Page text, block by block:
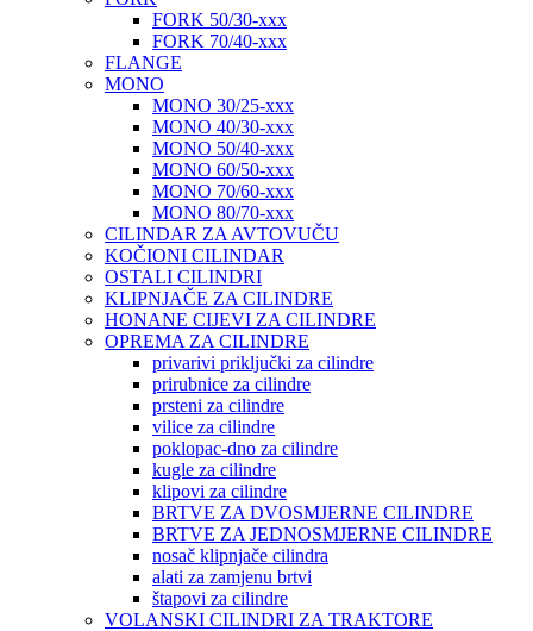
FORK 50/30-xxx
FORK 70/40-xxx
FLANGE
MONO
MONO 30/25-xxx
MONO 40/30-xxx
MONO 50/40-xxx
MONO 60/50-xxx
MONO 70/60-xxx
MONO 80/70-xxx
CILINDAR ZA AVTOVUČU
KOČIONI CILINDAR
OSTALI CILINDRI
KLIPNJAČE ZA CILINDRE
HONANE CIJEVI ZA CILINDRE
OPREMA ZA CILINDRE
privarivi priključki za cilindre
prirubnice za cilindre
prsteni za cilindre
vilice za cilindre
poklopac-dno za cilindre
kugle za cilindre
klipovi za cilindre
BRTVE ZA DVOSMJERNE CILINDRE
BRTVE ZA JEDNOSMJERNE CILINDRE
nosač klipnjače cilindra
alati za zamjenu brtvi
štapovi za cilindre
VOLANSKI CILINDRI ZA TRAKTORE